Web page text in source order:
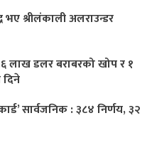
भए श्रीलंकाली अलराउन्डर
लाख डलर बराबरको खोप र १
सार्वजनिक : ३८४ निर्णय, ३२